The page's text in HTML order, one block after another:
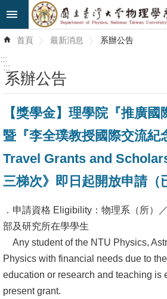
跳到主要內容區塊
階
最
新
消
息
所
系
所
成
員
首頁 最新消息 系辦公告
:::
:::
系辦公告
【獎學金】理學院『推廣國
暨『李全璞教授國際交流紀
Travel Grants and
三梯次》即日起開放申請（
．申請資格 Eligibility：物理系（所）
部及研究所在學學生
Any student of the NTU Physics,
Physics with financial needs due to
education or research and teaching is
present grant.